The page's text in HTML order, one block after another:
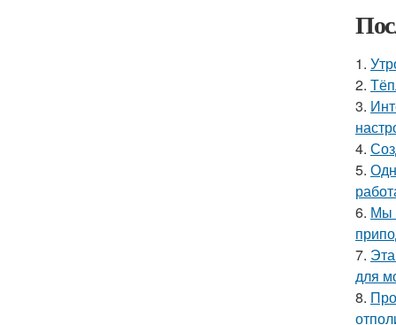
1.
2.
3.
4.
5.
6. Мы
7.
для
8.